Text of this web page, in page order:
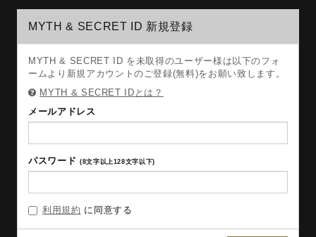
MYTH & SECRET ID 新規登録
MYTH & SECRET ID を未取得のユーザー様は以下のフォ
ームより新規アカウントのご登録(無料)をお願い致します。
MYTH & SECRET IDとは？
メールアドレス
パスワード (8文字以上128文字以下)
利用規約 に同意する